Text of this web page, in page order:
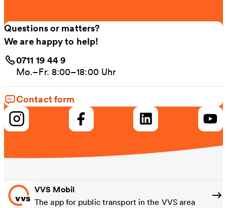
Questions or matters?
We are happy to help!
0711 19 44 9
Mo.–Fr. 8:00–18:00 Uhr
Contact form
VVS Mobil
The app for public transport in the VVS area